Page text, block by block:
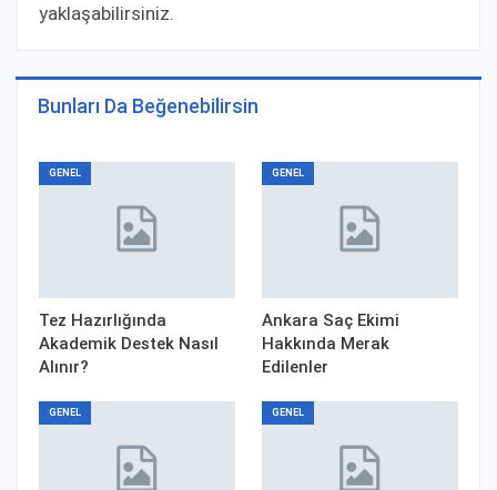
yaklaşabilirsiniz.
Bunları Da Beğenebilirsin
GENEL
Tez Hazırlığında
Akademik Destek Nasıl
Alınır?
GENEL
Ankara Saç Ekimi
Hakkında Merak
Edilenler
GENEL GENEL